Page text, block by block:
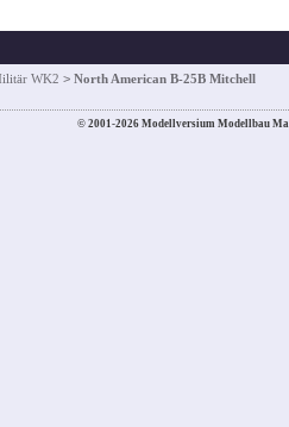
WK2 > North American B-25B Mitchell
© 2001-2026 Modellversium Modellbau